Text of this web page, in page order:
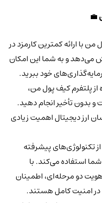
با ارائه کمترین کارمزد در
می‌دهد و به شما این امکان
خود ببرید.
پلتفرم کیف پول من،
بدون تأخیر انجام دهید.
ارز دیجیتال اهمیت زیادی
پیشرفته
استفاده می‌کند. با
دو مرحله‌ای، اطمینان
امنیت کامل هستند.